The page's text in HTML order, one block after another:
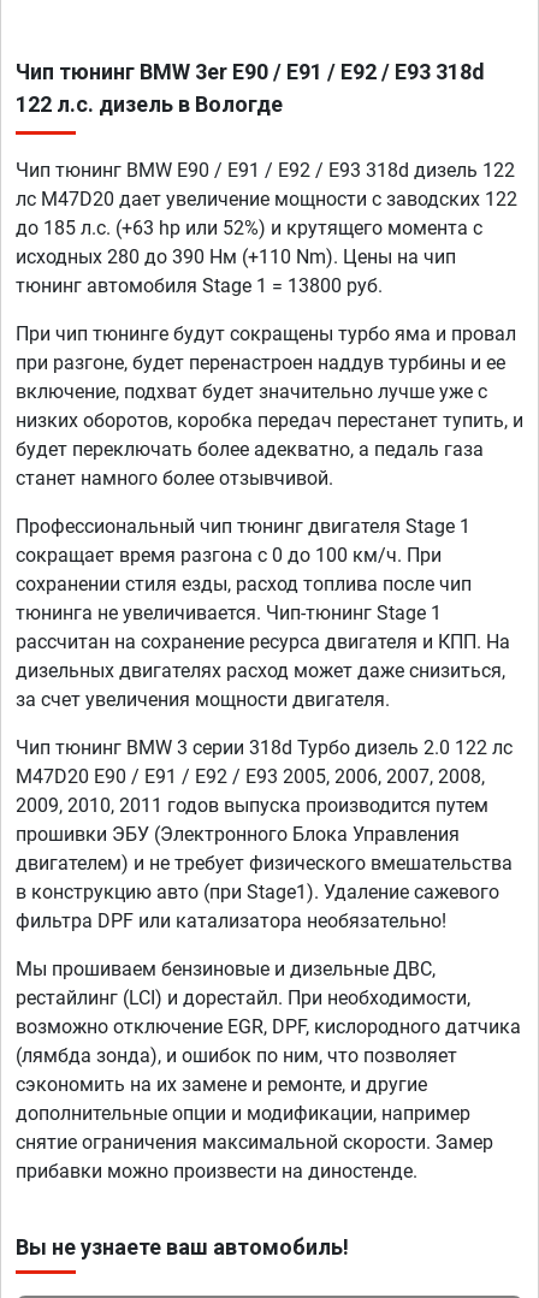
Чип тюнинг BMW 3er E90 / E91 / E92 / E93 318d
122 л.с. дизель в Вологде
Чип тюнинг BMW E90 / E91 / E92 / E93 318d дизель 122
лс M47D20 дает увеличение мощности с заводских 122
до 185 л.с. (+63 hp или 52%) и крутящего момента с
исходных 280 до 390 Нм (+110 Nm). Цены на чип
тюнинг автомобиля Stage 1 = 13800 руб.
При чип тюнинге будут сокращены турбо яма и провал
при разгоне, будет перенастроен наддув турбины и ее
включение, подхват будет значительно лучше уже с
низких оборотов, коробка передач перестанет тупить, и
будет переключать более адекватно, а педаль газа
станет намного более отзывчивой.
Профессиональный чип тюнинг двигателя Stage 1
сокращает время разгона с 0 до 100 км/ч. При
сохранении стиля езды, расход топлива после чип
тюнинга не увеличивается. Чип-тюнинг Stage 1
рассчитан на сохранение ресурса двигателя и КПП. На
дизельных двигателях расход может даже снизиться,
за счет увеличения мощности двигателя.
Чип тюнинг BMW 3 серии 318d Турбо дизель 2.0 122 лс
M47D20 E90 / E91 / E92 / E93 2005, 2006, 2007, 2008,
2009, 2010, 2011 годов выпуска производится путем
прошивки ЭБУ (Электронного Блока Управления
двигателем) и не требует физического вмешательства
в конструкцию авто (при Stage1). Удаление сажевого
фильтра DPF или катализатора необязательно!
Мы прошиваем бензиновые и дизельные ДВС,
рестайлинг (LCI) и дорестайл. При необходимости,
возможно отключение EGR, DPF, кислородного датчика
(лямбда зонда), и ошибок по ним, что позволяет
сэкономить на их замене и ремонте, и другие
дополнительные опции и модификации, например
снятие ограничения максимальной скорости. Замер
прибавки можно произвести на диностенде.
Вы не узнаете ваш автомобиль!